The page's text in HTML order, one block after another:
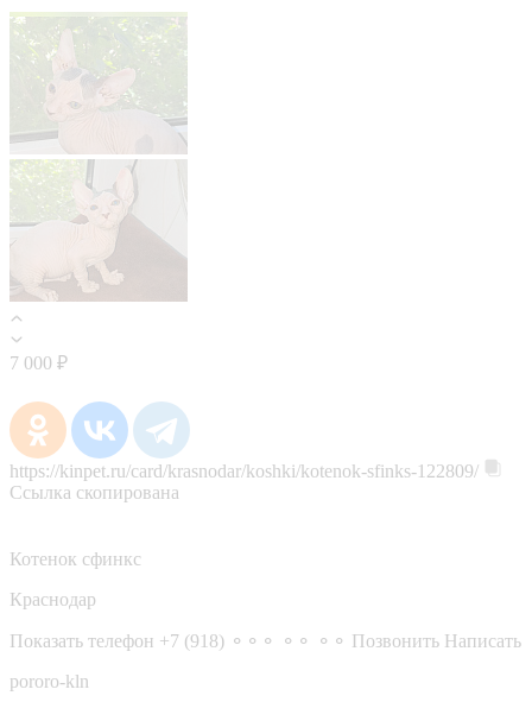
7 000 ₽
https://kinpet.ru/card/krasnodar/koshki/kotenok-sfinks-122809/
Ссылка скопирована
Котенок сфинкс
Краснодар
Показать телефон +7 (918) ⚬⚬⚬ ⚬⚬ ⚬⚬ Позвонить Написать
pororo-kln